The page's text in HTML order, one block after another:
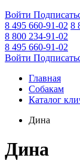
Войти
8 495 660-91-02 8
8 800 234-91-02
8 495 660-91-02
Войти
Главная
Собакам
Каталог
Дина
Дина